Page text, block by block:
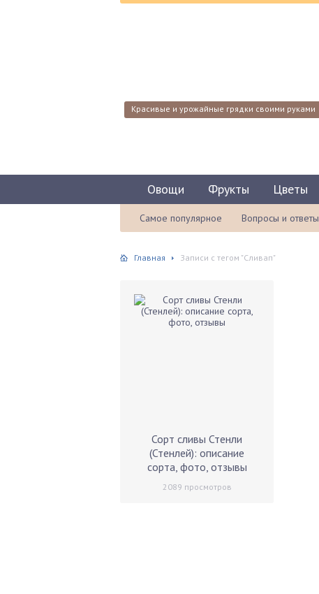
Красивые и урожайные грядки своими руками
Овощи Фрукты Цветы
Самое популярное Вопросы и ответы
Главная Записи с тегом "Сливап"
Сорт сливы Стенли
(Стенлей): описание
сорта, фото, отзывы
2089 просмотров